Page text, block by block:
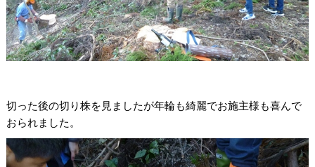
切った後の切り株を見ましたが年輪も綺麗でお施主様も喜んで
おられました。